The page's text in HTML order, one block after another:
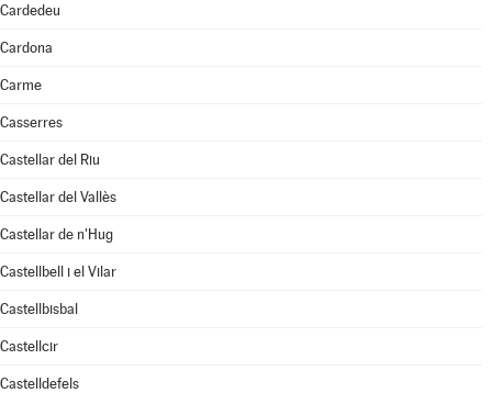
Cardedeu
Cardona
Carme
Casserres
Castellar del Riu
Castellar del Vallès
Castellar de n'Hug
Castellbell i el Vilar
Castellbisbal
Castellcir
Castelldefels